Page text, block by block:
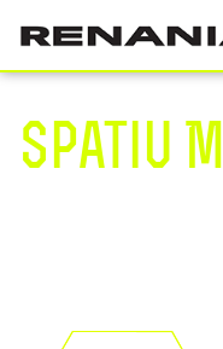
Spatiu